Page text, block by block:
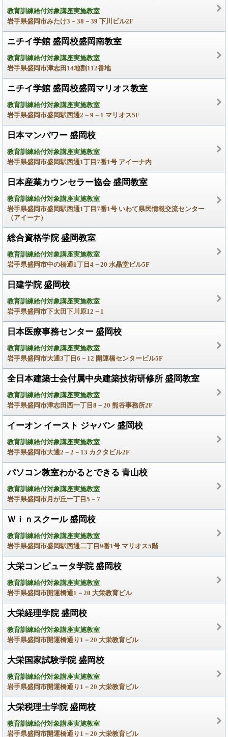
教育訓練給付対象講座実施教室
岩手県盛岡市みたけ3－38－39 下川ビル2F
ニチイ学館 盛岡校盛岡南教室
教育訓練給付対象講座実施教室
岩手県盛岡市津志田14地割112番地
ニチイ学館 盛岡校盛岡マリオス教室
教育訓練給付対象講座実施教室
岩手県盛岡市盛岡駅西通2－9－1 マリオス5F
日本マンパワー 盛岡校
教育訓練給付対象講座実施教室
岩手県盛岡市盛岡駅西通1丁目7番1号 アイーナ内
日本産業カウンセラー協会 盛岡教室
教育訓練給付対象講座実施教室
岩手県盛岡市盛岡駅西通1丁目7番1号 いわて県民情報交流センター
（アイーナ）
総合資格学院 盛岡教室
教育訓練給付対象講座実施教室
岩手県盛岡市中の橋通1丁目4－20 水晶堂ビル5F
日建学院 盛岡校
教育訓練給付対象講座実施教室
岩手県盛岡市下太田下川原12－1
日本医療事務センター 盛岡校
教育訓練給付対象講座実施教室
岩手県盛岡市大通3丁目6－12 開運橋センタービル5F
全日本建築士会付属中央建築技術研修所 盛岡教室
教育訓練給付対象講座実施教室
岩手県盛岡市津志田西一丁目8－20 熊谷事務所2F
イーオン イースト ジャパン 盛岡校
教育訓練給付対象講座実施教室
岩手県盛岡市大通2－2－13 カクタビル2F
パソコン教室わかるとできる 青山校
教育訓練給付対象講座実施教室
岩手県盛岡市月が丘一丁目5－7
Ｗｉｎスクール 盛岡校
教育訓練給付対象講座実施教室
岩手県盛岡市盛岡駅西通二丁目9番1号 マリオス5階
大栄コンピュータ学院 盛岡校
教育訓練給付対象講座実施教室
岩手県盛岡市開運橋通1－20 大栄教育ビル
大栄経理学院 盛岡校
教育訓練給付対象講座実施教室
岩手県盛岡市開運橋通り1－20 大栄教育ビル
大栄国家試験学院 盛岡校
教育訓練給付対象講座実施教室
岩手県盛岡市開運橋通り1－20 大栄教育ビル
大栄税理士学院 盛岡校
教育訓練給付対象講座実施教室
岩手県盛岡市開運橋通り1－20 大栄教育ビル